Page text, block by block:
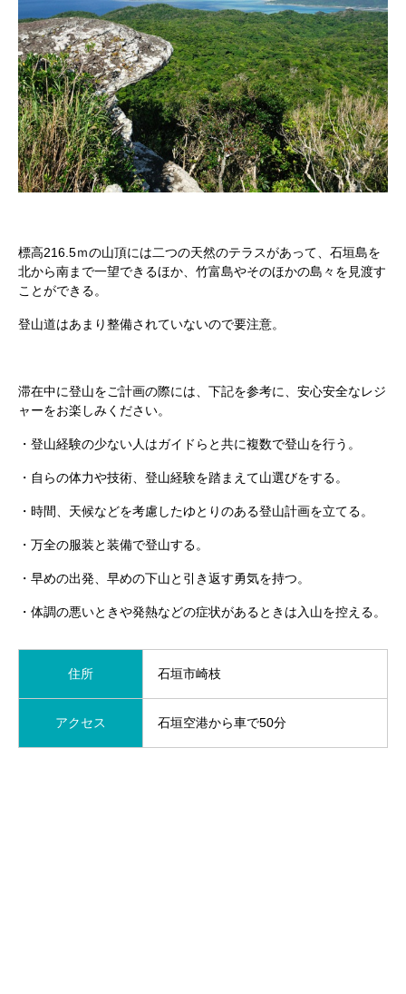
標高216.5ｍの山頂には二つの天然のテラスがあって、石垣島を
北から南まで一望できるほか、竹富島やそのほかの島々を見渡す
ことができる。
登山道はあまり整備されていないので要注意。
滞在中に登山をご計画の際には、下記を参考に、安心安全なレジ
ャーをお楽しみください。
・登山経験の少ない人はガイドらと共に複数で登山を行う。
・自らの体力や技術、登山経験を踏まえて山選びをする。
・時間、天候などを考慮したゆとりのある登山計画を立てる。
・万全の服装と装備で登山する。
・早めの出発、早めの下山と引き返す勇気を持つ。
・体調の悪いときや発熱などの症状があるときは入山を控える。
住所 石垣市崎枝
アクセス 石垣空港から車で50分